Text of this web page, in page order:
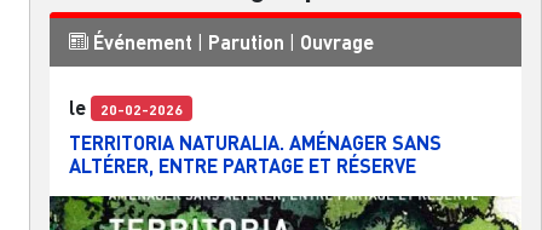
Événement | Parution | Ouvrage
le 20-02-2026
TERRITORIA NATURALIA. AMÉNAGER SANS
ALTÉRER, ENTRE PARTAGE ET RÉSERVE